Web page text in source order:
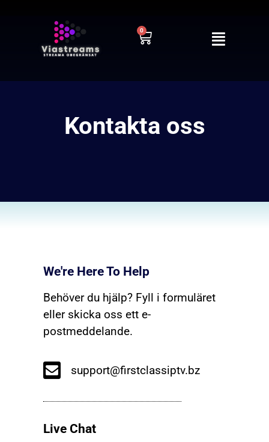
0
Kontakta oss
We're Here To Help
Behöver du hjälp? Fyll i formuläret
eller skicka oss ett e-
postmeddelande.
support@firstclassiptv.bz
Live Chat